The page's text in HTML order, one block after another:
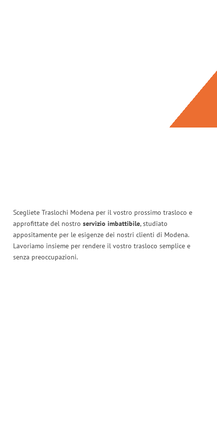
Scegliete Traslochi Modena per il vostro prossimo trasloco e
approfittate del nostro servizio imbattibile, studiato
appositamente per le esigenze dei nostri clienti di Modena.
Lavoriamo insieme per rendere il vostro trasloco semplice e
senza preoccupazioni.